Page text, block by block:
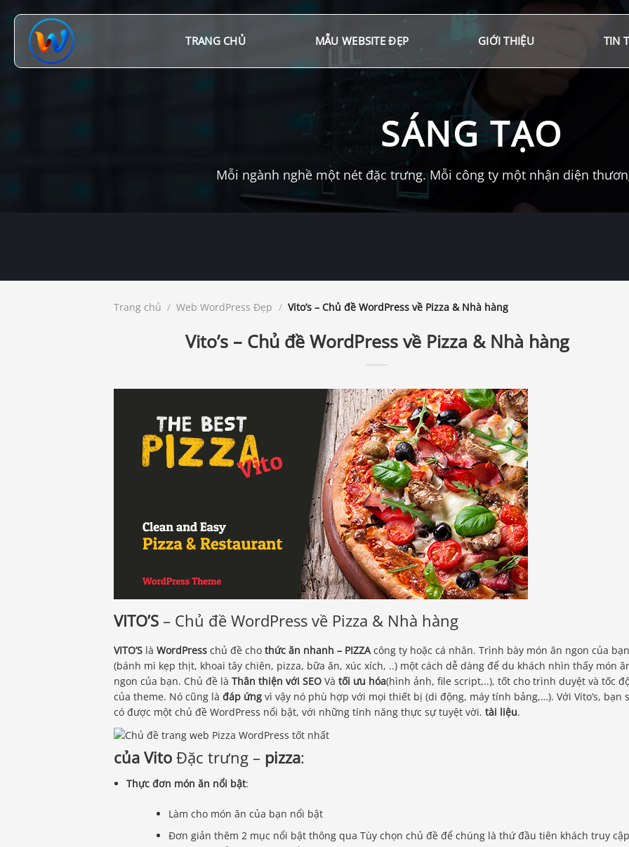
đến
TRANG CHỦ MẪU WEBSITE ĐẸP GIỚI THIỆU TIN
SÁNG TẠO
Mỗi ngành nghề một nét đặc trưng. Mỗi công ty một nhận diện
Trang chủ / Web WordPress Đẹp / Vito’s – Chủ đề WordPress về Pizza & Nhà hàng
Vito’s – Chủ đề WordPress về Pizza & Nhà hàng
VITO’S– Chủ đề WordPress về Pizza & Nhà hàng
VITO’S là WordPress chủ đề cho thức ăn nhanh – PIZZA công ty hoặc cá nhân. Trình bày món ăn ngon của bạn
(bánh mì kẹp thịt, khoai tây chiên, pizza, bữa ăn, xúc xích, ..) một cách dễ dàng để du khách nhìn thấy món
ngon của bạn. Chủ đề là Thân thiện với SEO Và tối ưu hóa(hình ảnh, file script,..), tốt cho trình duyệt và tốc
của theme. Nó cũng là đáp ứng vì vậy nó phù hợp với mọi thiết bị (di động, máy tính bảng,…). Với Vito’s, bạn
có được một chủ đề WordPress nổi bật, với những tính năng thực sự tuyệt vời. tài liệu.
của VitoĐặc trưng – pizza:
Thực đơn món ăn nổi bật:
Làm cho món ăn của bạn nổi bật
Đơn giản thêm 2 mục nổi bật thông qua Tùy chọn chủ đề để chúng là thứ đầu tiên khách truy cập